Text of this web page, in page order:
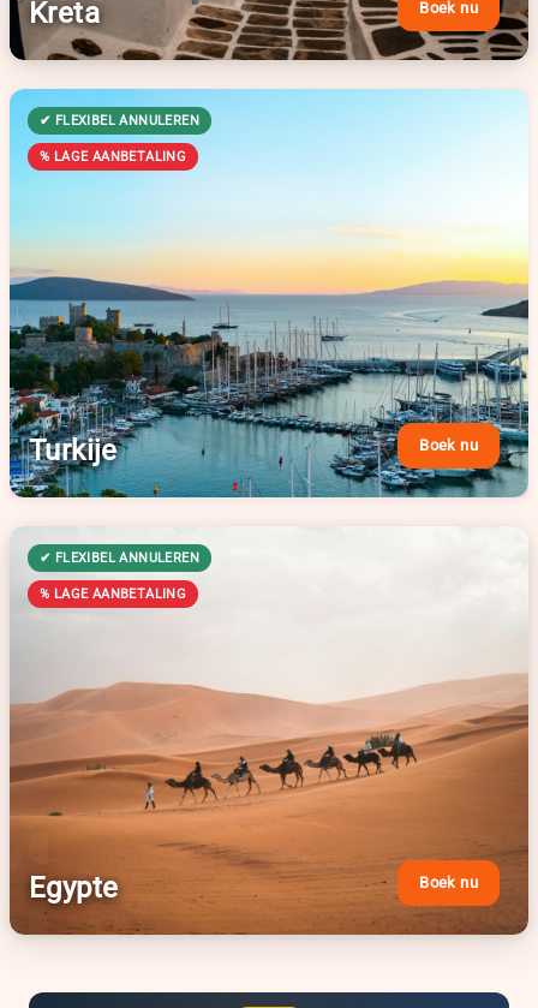
Kreta Boek nu
Turkije Boek nu
Egypte Boek nu